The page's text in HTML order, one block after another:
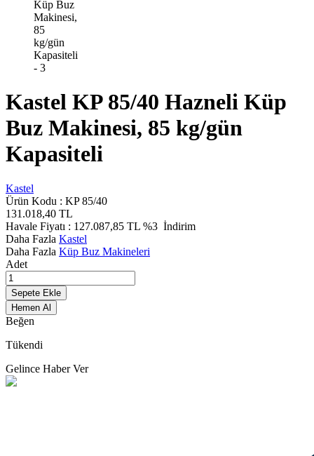
Kastel KP 85/40 Hazneli Küp
Buz Makinesi, 85 kg/gün
Kapasiteli
Kastel
Ürün Kodu : KP 85/40
131.018,40 TL
Havale Fiyatı : 127.087,85 TL %3 İndirim
Daha Fazla Kastel
Daha Fazla Küp Buz Makineleri
Adet
Sepete Ekle
Hemen Al
Beğen
Tükendi
Gelince Haber Ver